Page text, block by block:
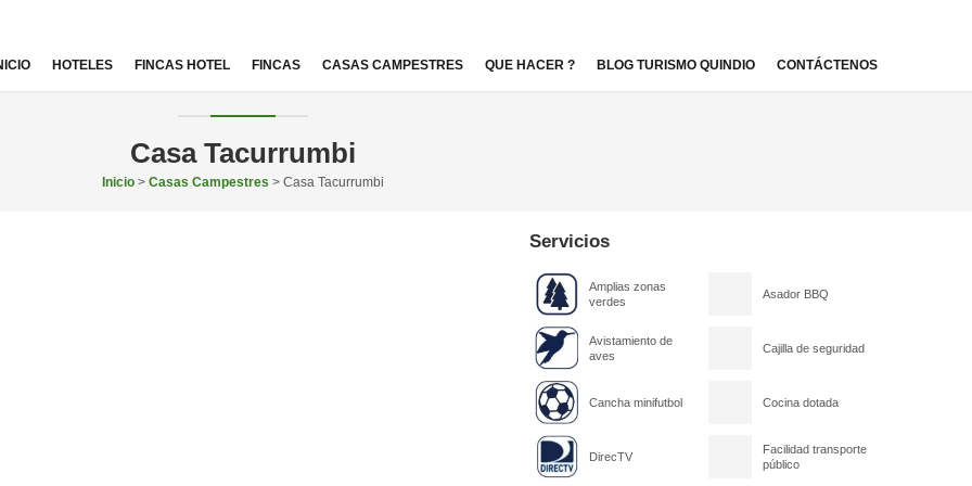
HOTELES FINCAS HOTEL FINCAS CASAS CAMPESTRES QUE HACER ? BLOG TURISMO QUINDIO CONTÁCTENOS
Casa Tacurrumbi
Inicio > Casas Campestres > Casa Tacurrumbi
Servicios
Amplias zonas
verdes
Asador BBQ
Avistamiento de
aves
Cajilla de seguridad
Cancha minifutbol Cocina dotada
DirecTV
Facilidad transporte
público